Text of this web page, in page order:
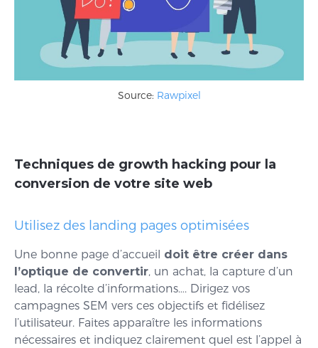
Source: Rawpixel
Techniques de growth hacking pour la
conversion de votre site web
Utilisez des landing pages optimisées
Une bonne page d’accueil doit être créer dans
l’optique de convertir, un achat, la capture d’un
lead, la récolte d’informations…. Dirigez vos
campagnes SEM vers ces objectifs et fidélisez
l’utilisateur. Faites apparaître les informations
nécessaires et indiquez clairement quel est l’appel à